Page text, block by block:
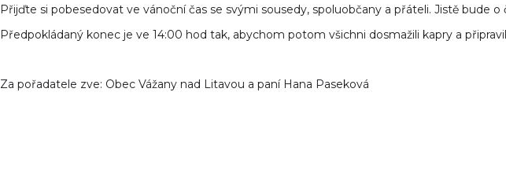
Přijďte si pobesedovat ve vánoční čas se svými sousedy, spoluobčany a přáteli. Jistě bude o
Předpokládaný konec je ve 14:00 hod tak, abychom potom všichni dosmažili kapry a
Za pořadatele zve: Obec Vážany nad Litavou a paní Hana Paseková